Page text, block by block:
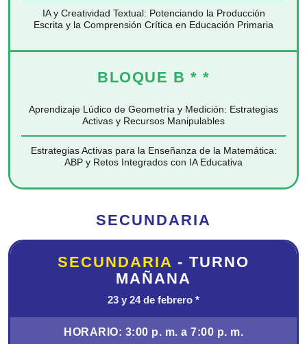
IA y Creatividad Textual: Potenciando la Producción
Escrita y la Comprensión Crítica en Educación Primaria
BLOQUE B * *
Aprendizaje Lúdico de Geometría y Medición: Estrategias
Activas y Recursos Manipulables
Estrategias Activas para la Enseñanza de la Matemática:
ABP y Retos Integrados con IA Educativa
SECUNDARIA
SECUNDARIA - TURNO
MAÑANA
23 y 24 de febrero *
HORARIO: 3:00 p. m. a 7:00 p. m.